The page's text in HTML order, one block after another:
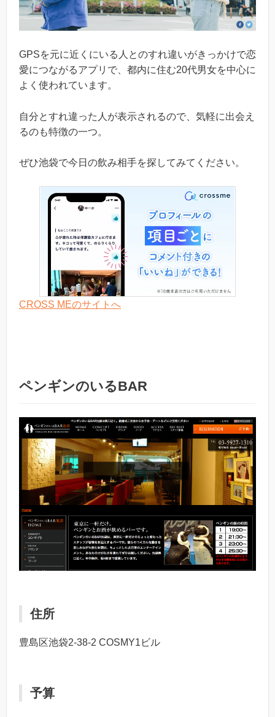
GPSを元に近くにいる人とのすれ違いがきっかけで恋
愛につながるアプリで、都内に住む20代男女を中心に
よく使われています。
自分とすれ違った人が表示されるので、気軽に出会え
るのも特徴の一つ。
ぜひ池袋で今日の飲み相手を探してみてください。
CROSS MEのサイトへ
ペンギンのいるBAR
住所
豊島区池袋2-38-2 COSMY1ビル
予算